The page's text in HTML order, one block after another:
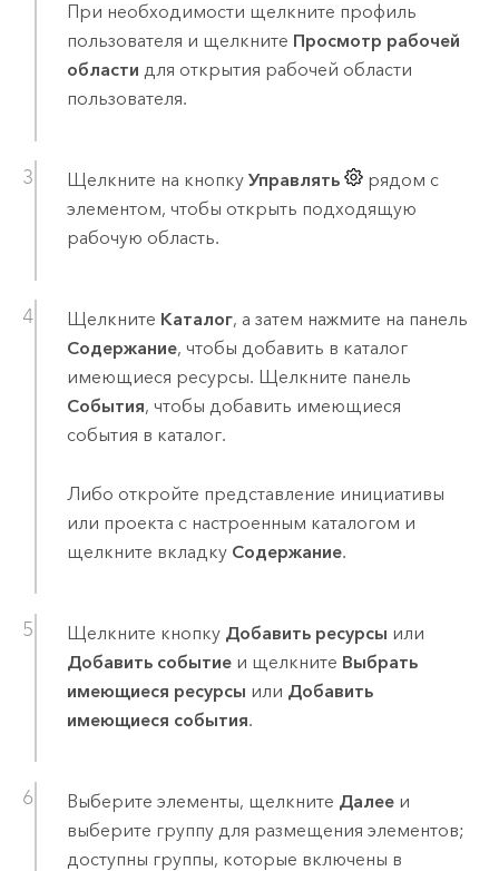
При необходимости щелкните профиль
пользователя и щелкните Просмотр рабочей
области для открытия рабочей области
пользователя.
Щелкните на кнопку Управлять
рядом с
элементом, чтобы открыть подходящую
рабочую область.
Щелкните Каталог, а затем нажмите на панель
Содержание, чтобы добавить в каталог
имеющиеся ресурсы. Щелкните панель
События, чтобы добавить имеющиеся
события в каталог.
Либо откройте представление инициативы
или проекта с настроенным каталогом и
щелкните вкладку Содержание.
Щелкните кнопку Добавить ресурсы или
Добавить событиеи щелкните Выбрать
имеющиеся ресурсы или Добавить
имеющиеся события.
Выберите элементы, щелкните Далееи
выберите группу для размещения элементов;
доступны группы, которые включены в